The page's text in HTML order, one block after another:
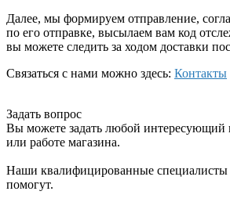
Далее, мы формируем отправление,
по его отправке, высылаем вам код
вы можете следить за ходом доставки
Связаться с нами можно здесь: Контакты
Задать вопрос
Вы можете задать любой интересующий
или работе магазина.
Наши квалифицированные специалисты
помогут.